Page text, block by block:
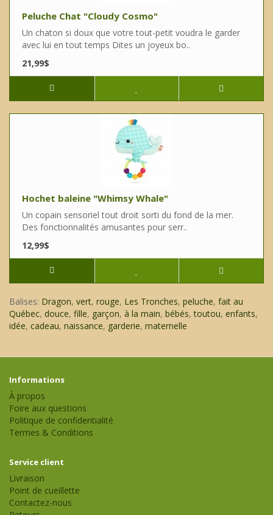
Peluche Chat "Cloudy Cosmo"
Un chaton si doux que votre tout-petit voudra le garder
avec lui en tout temps Dites un joyeux bo..
21,99$
Hochet baleine "Whimsy Whale"
Un copain sensoriel tout droit sorti du fond de la mer.
Des fonctionnalités amusantes pour serr..
12,99$
Balises: Dragon, vert, rouge, Les Tronches, peluche, fait au
Québec, douce, fille, garçon, à la main, bébés,toutou, enfants,
idée, cadeau, naissance, garderie, maternelle
Informations
À propos
Foire aux questions
Politique de confidentialité
Termes & Conditions
Service client
Livraison
Point de cueillette
Contactez-nous